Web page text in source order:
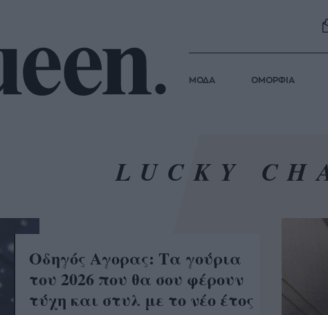
ΜΟΔΑ ΟΜΟΡΦΙΑ
LUCKY
Οδηγός Αγορας: Tα γούρια
του 2026 που θα σου φέρουν
τύχη και στυλ με το νέο έτος